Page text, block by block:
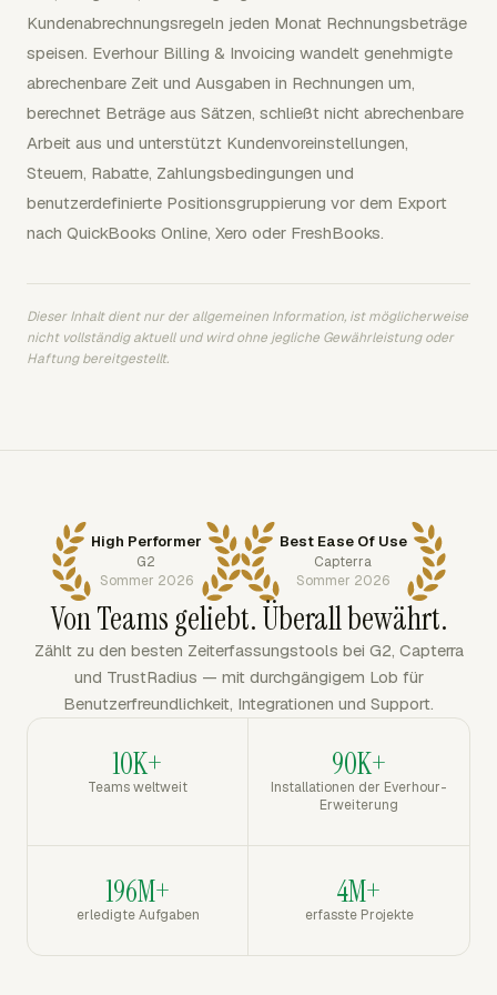
Kundenabrechnungsregeln jeden Monat Rechnungsbeträge
speisen. Everhour Billing & Invoicing wandelt genehmigte
abrechenbare Zeit und Ausgaben in Rechnungen um,
berechnet Beträge aus Sätzen, schließt nicht abrechenbare
Arbeit aus und unterstützt Kundenvoreinstellungen,
Steuern, Rabatte, Zahlungsbedingungen und
benutzerdefinierte Positionsgruppierung vor dem Export
nach QuickBooks Online, Xero oder FreshBooks.
Dieser Inhalt dient nur der allgemeinen Information, ist möglicherweise
nicht vollständig aktuell und wird ohne jegliche Gewährleistung oder
Haftung bereitgestellt.
High Performer
G2
Sommer 2026
Best Ease Of Use
Capterra
Sommer 2026
Von Teams geliebt. Überall bewährt.
Zählt zu den besten Zeiterfassungstools bei G2, Capterra
und TrustRadius — mit durchgängigem Lob für
Benutzerfreundlichkeit, Integrationen und Support.
10K+
Teams weltweit
90K+
Installationen der Everhour-
Erweiterung
196M+
erledigte Aufgaben
4M+
erfasste Projekte